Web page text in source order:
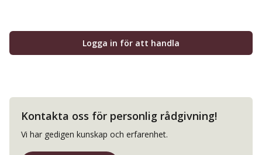
Logga in för att handla
Kontakta oss för personlig rådgivning!
Vi har gedigen kunskap och erfarenhet.